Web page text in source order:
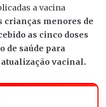
a vacina
crianças menores de
as cinco doses
de saúde para
vacinal.